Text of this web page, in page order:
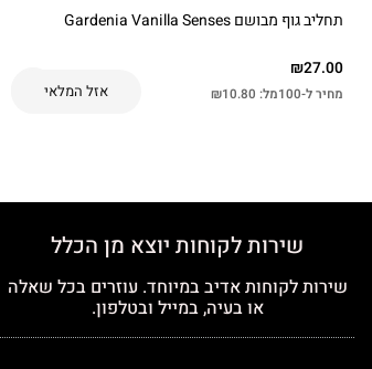
תחליב גוף מבושם Gardenia Vanilla Senses
₪27.00
מחיר ל-100מל: ₪10.80 אזל המלאי
שירות לקוחות יוצא מן הכלל
שירות לקוחות אדיב במיוחד. עוזרים בכל שאלה
או בעיה, במייל ובטלפון.